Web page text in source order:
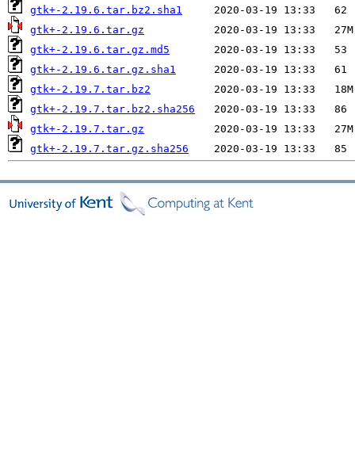
gtk+-2.19.6.tar.bz2.sha1
gtk+-2.19.6.tar.gz
gtk+-2.19.6.tar.gz.md5
gtk+-2.19.6.tar.gz.sha1
gtk+-2.19.7.tar.bz2
gtk+-2.19.7.tar.bz2.sha256
gtk+-2.19.7.tar.gz
gtk+-2.19.7.tar.gz.sha256